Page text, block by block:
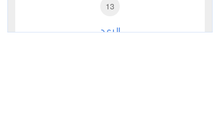
13
الرعد